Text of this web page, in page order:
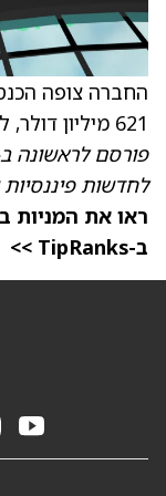
621 מיליון דולר, לעומת קונצנזוס של 614.2 מיליון דולר.
פורסם לראשונה
לחדשות
ראו את המניות
ב-TipRanks >>